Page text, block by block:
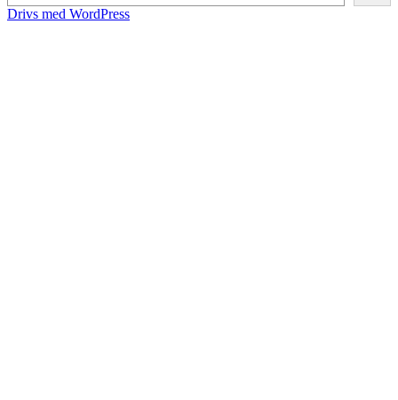
Drivs med WordPress